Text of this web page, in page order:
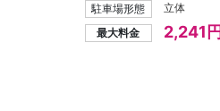
駐車場形態
立体
最大料金
2,241円